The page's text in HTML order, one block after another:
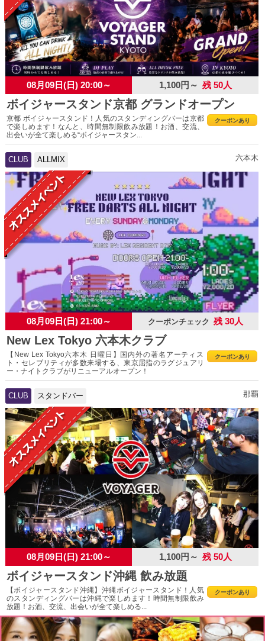
08月09日(日) 20:00～ 1,100円～ 残 50人
ボイジャースタンド京都 グランドオープン
クーポンあり
京都 ボイジャースタンド！人気のスタンディングバーは京都
で楽しめます！なんと、時間無制限飲み放題！お酒、交流、
出会いが全て楽しめる“ボイジャースタン...
CLUB ALLMIX 六本木
08月09日(日) 21:00～ クーポンチェック 残 30人
New Lex Tokyo 六本木クラブ
クーポンあり
【New Lex Tokyo六本木 日曜日】国内外の著名アーティス
ト・セレブリティが多数来場する、東京屈指のラグジュアリ
ー・ナイトクラブがリニューアルオープン！
CLUB スタンドバー 那覇
08月09日(日) 21:00～ 1,100円～ 残 50人
ボイジャースタンド沖縄 飲み放題
クーポンあり
【ボイジャースタンド沖縄】沖縄ボイジャースタンド！人気
のスタンディングバーは沖縄で楽しめます！時間無制限飲み
放題！お酒、交流、出会いが全て楽しめる...